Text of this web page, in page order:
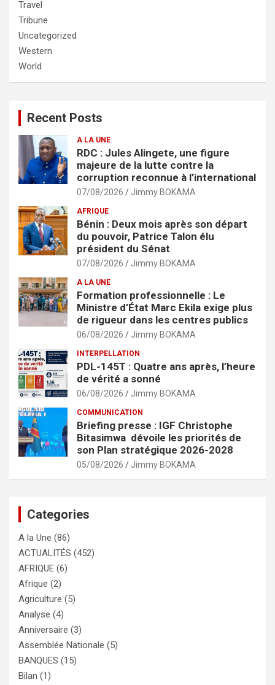
Travel
Tribune
Uncategorized
Western
World
Recent Posts
A LA UNE
RDC : Jules Alingete, une figure
majeure de la lutte contre la
corruption reconnue à l’international
07/08/2026 Jimmy BOKAMA
AFRIQUE
Bénin : Deux mois après son départ
du pouvoir, Patrice Talon élu
président du Sénat
07/08/2026 Jimmy BOKAMA
A LA UNE
Formation professionnelle : Le
Ministre d’État Marc Ekila exige plus
de rigueur dans les centres publics
06/08/2026 Jimmy BOKAMA
INTERPELLATION
PDL-145T : Quatre ans après, l’heure
de vérité a sonné
06/08/2026 Jimmy BOKAMA
COMMUNICATION
Briefing presse : IGF Christophe
Bitasimwa dévoile les priorités de
son Plan stratégique 2026-2028
05/08/2026 Jimmy BOKAMA
Categories
A la Une (86)
ACTUALITÉS (452)
AFRIQUE (6)
Afrique (2)
Agriculture (5)
Analyse (4)
Anniversaire (3)
Assemblée Nationale (5)
BANQUES (15)
Bilan (1)